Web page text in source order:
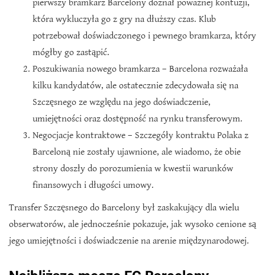
pierwszy bramkarz Barcelony doznał poważnej kontuzji,
która wykluczyła go z gry na dłuższy czas. Klub
potrzebował doświadczonego i pewnego bramkarza, który
mógłby go zastąpić.
Poszukiwania nowego bramkarza – Barcelona rozważała
kilku kandydatów, ale ostatecznie zdecydowała się na
Szczęsnego ze względu na jego doświadczenie,
umiejętności oraz dostępność na rynku transferowym.
Negocjacje kontraktowe – Szczegóły kontraktu Polaka z
Barceloną nie zostały ujawnione, ale wiadomo, że obie
strony doszły do porozumienia w kwestii warunków
finansowych i długości umowy.
Transfer Szczęsnego do Barcelony był zaskakujący dla wielu
obserwatorów, ale jednocześnie pokazuje, jak wysoko cenione są
jego umiejętności i doświadczenie na arenie międzynarodowej.